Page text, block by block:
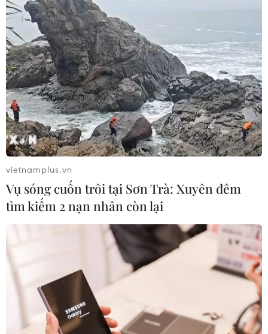
vietnamplus.vn
Vụ sóng cuốn trôi tại Sơn Trà: Xuyên đêm
tìm kiếm 2 nạn nhân còn lại